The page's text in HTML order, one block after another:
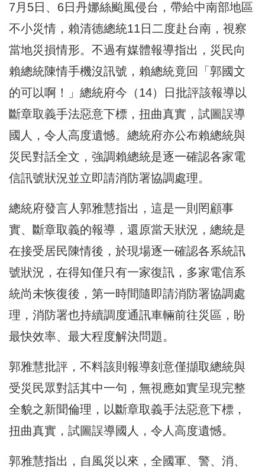
7月5日、6日丹娜絲颱風侵台，帶給中南部地區
不小災情，賴清德總統11日二度赴台南，視察
當地災損情形。不過有媒體報導指出，災民向
賴總統陳情手機沒訊號，賴總統竟回「郭國文
的可以啊！」總統府今（14）日批評該報導以
斷章取義手法惡意下標，扭曲真實，試圖誤導
國人，令人高度遺憾。總統府亦公布賴總統與
災民對話全文，強調賴總統是逐一確認各家電
信訊號狀況並立即請消防署協調處理。
總統府發言人郭雅慧指出，這是一則罔顧事
實、斷章取義的報導，還原當天狀況，總統是
在接受居民陳情後，於現場逐一確認各系統訊
號狀況，在得知僅只有一家復訊，多家電信系
統尚未恢復後，第一時間隨即請消防署協調處
理，消防署也持續調度通訊車輛前往災區，盼
最快效率、最大程度解決問題。
郭雅慧批評，不料該則報導刻意僅擷取總統與
受災民眾對話其中一句，無視應如實呈現完整
全貌之新聞倫理，以斷章取義手法惡意下標，
扭曲真實，試圖誤導國人，令人高度遺憾。
郭雅慧指出，自風災以來，全國軍、警、消、